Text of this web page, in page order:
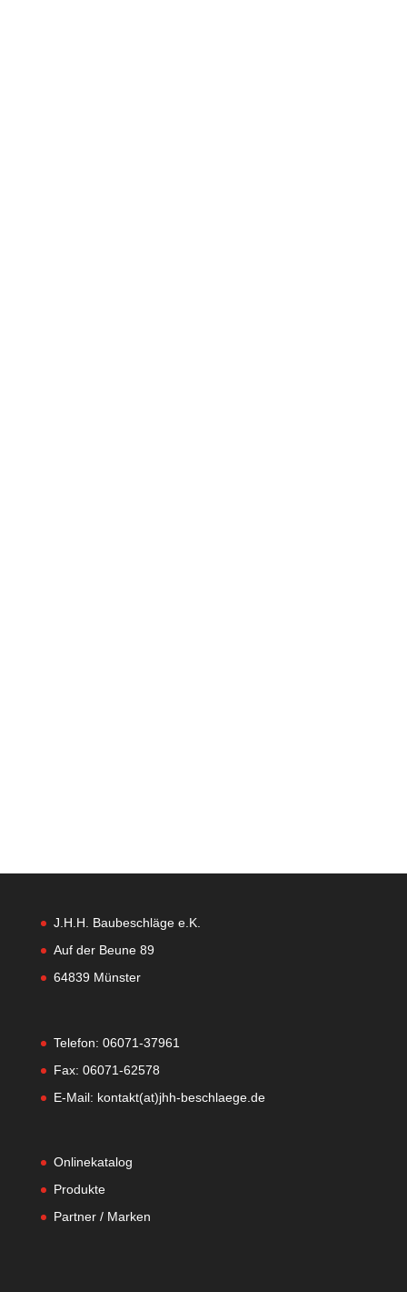
J.H.H. Baubeschläge e.K.
Auf der Beune 89
64839 Münster
Telefon: 06071-37961
Fax: 06071-62578
E-Mail: kontakt(at)jhh-beschlaege.de
Onlinekatalog
Produkte
Partner / Marken